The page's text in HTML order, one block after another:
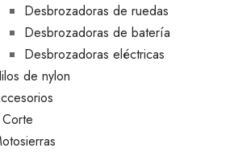
Desbrozadoras de ruedas
Desbrozadoras de batería
Desbrozadoras eléctricas
de nylon